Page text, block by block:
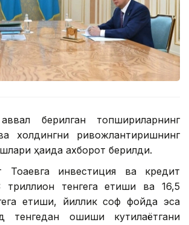
берилган топшириқларнинг
холдингни ривожлантиришнинг
ҳақида ахборот берилди.
Тоқаевга инвестиция ва кредит
триллион тенгега етиши ва 16,5
етиши, йиллик соф фойда эса
тенгедан ошиши кутилаётгани